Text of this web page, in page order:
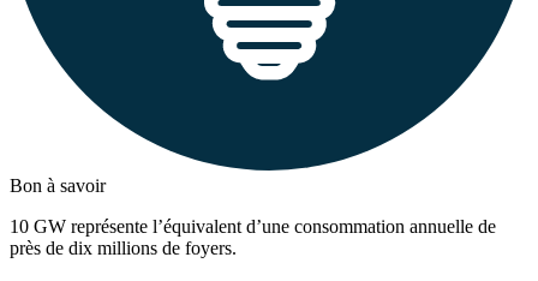
Bon à savoir
10 GW représente l’équivalent d’une consommation annuelle de
près de dix millions de foyers.